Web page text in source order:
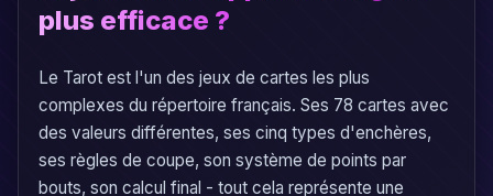
plus efficace ?
Le Tarot est l'un des jeux de cartes les plus
complexes du répertoire français. Ses 78 cartes avec
des valeurs différentes, ses cinq types d'enchères,
ses règles de coupe, son système de points par
bouts, son calcul final - tout cela représente une